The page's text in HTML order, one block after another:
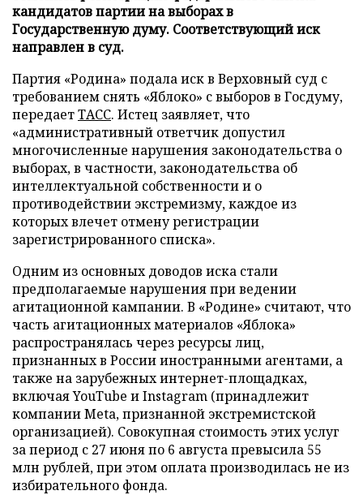
кандидатов партии на выборах в
Государственную думу. Соответствующий иск
направлен в суд.
Партия «Родина» подала иск в Верховный суд с
требованием снять «Яблоко» с выборов в Госдуму,
передаетТАСС. Истец заявляет, что
«административный ответчик допустил
многочисленные нарушения законодательства о
выборах, в частности, законодательства об
интеллектуальной собственности и о
противодействии экстремизму, каждое из
которых влечет отмену регистрации
зарегистрированного списка».
Одним из основных доводов иска стали
предполагаемые нарушения при ведении
агитационной кампании. В «Родине» считают, что
часть агитационных материалов «Яблока»
распространялась через ресурсы лиц,
признанных в России иностранными агентами, а
также на зарубежных интернет-площадках,
включая YouTube и Instagram (принадлежит
компании Meta, признанной экстремистской
организацией). Совокупная стоимость этих услуг
за период с 27 июня по 6 августа превысила 55
млн рублей, при этом оплата производилась не из
избирательного фонда.